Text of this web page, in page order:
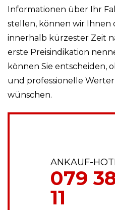
Informationen über Ihr
stellen, können wir Ihnen
innerhalb kürzester Zeit
erste Preisindikation
können Sie entscheiden,
und professionelle
wünschen.
ANKAUF-
079
11